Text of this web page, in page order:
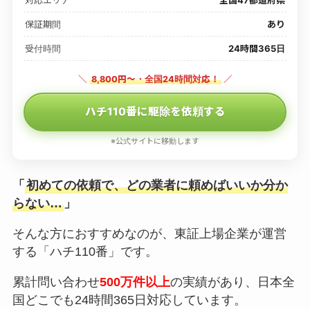
保証期間 あり
受付時間 24時間365日
＼ 8,800円〜・全国24時間対応！ ／
ハチ110番に駆除を依頼する
※公式サイトに移動します
「 初めての依頼で、どの業者に頼めばいいか分か
らない…」
そんな方におすすめなのが、東証上場企業が運営
する「ハチ110番」です。
累計問い合わせ500万件以上の実績があり、日本全
国どこでも24時間365日対応しています。